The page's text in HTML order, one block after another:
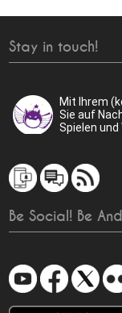
Stay in touch!
Mit Ihrem
Sie auf
Spielen
Be Social! Be